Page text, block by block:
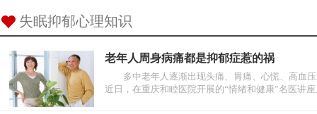
失眠抑郁心理知识
老年人周身病痛都是抑郁症惹的祸
多中老年人逐渐出现头痛、胃痛、心慌、高血压
近日，在重庆和睦医院开展的“情绪和健康”名医讲